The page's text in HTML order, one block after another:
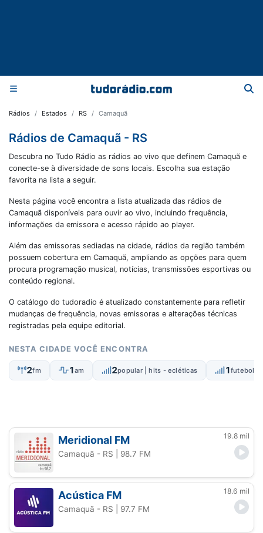
Rádios Estados RS Camaquã
Rádios de Camaquã - RS
Descubra no Tudo Rádio as rádios ao vivo que definem Camaquã e
conecte-se à diversidade de sons locais. Escolha sua estação
favorita na lista a seguir.
Nesta página você encontra a lista atualizada das rádios de
Camaquã disponíveis para ouvir ao vivo, incluindo frequência,
informações da emissora e acesso rápido ao player.
Além das emissoras sediadas na cidade, rádios da região também
possuem cobertura em Camaquã, ampliando as opções para quem
procura programação musical, notícias, transmissões esportivas ou
conteúdo regional.
O catálogo do tudoradio é atualizado constantemente para refletir
mudanças de frequência, novas emissoras e alterações técnicas
registradas pela equipe editorial.
NESTA CIDADE VOCÊ ENCONTRA
2fm 1am 2popular | hits - ecléticas 1futebol
Meridional FM 19.8 mil
Camaquã - RS | 98.7 FM
Acústica FM 18.6 mil
Camaquã - RS | 97.7 FM